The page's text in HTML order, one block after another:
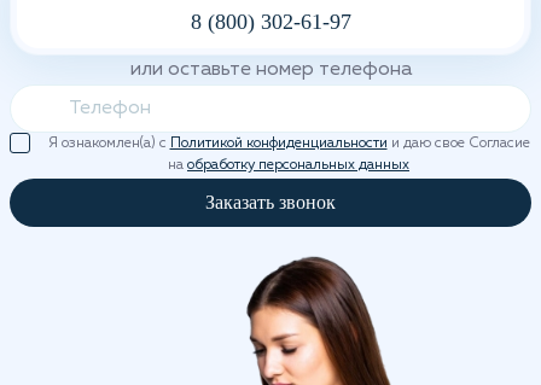
8 (800) 302-61-97
или оставьте номер телефона
Я ознакомлен(а) с Политикой конфиденциальности и даю свое Согласие
на обработку персональных данных
Заказать звонок